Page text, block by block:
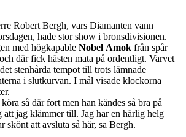
Robert Bergh, vars Diamanten vann
hade stor show i bronsdivisionen.
med högkapable Nobel Amok från spår
där fick hästen mata på ordentligt. Varvet
stenhårda tempot till trots lämnade
i slutkurvan. I mål visade klockorna
så där fort men han kändes så bra på
att jag klämmer till. Jag har en härlig helg
skönt att avsluta så här, sa Bergh.